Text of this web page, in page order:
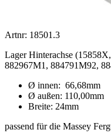
Artnr: 18501.3
Lager Hinterachse
882967M1, 884791M92,
Ø innen: 66,68mm
Ø außen: 110,00mm
Breite: 24mm
passend für die Massey